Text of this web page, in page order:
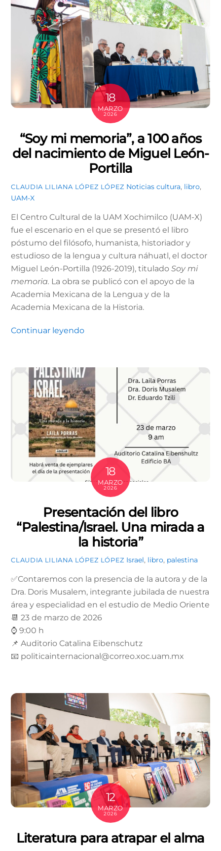
18
MARZO
2026
“Soy mi memoria”, a 100 años
del nacimiento de Miguel León-
Portilla
CLAUDIA LILIANA LÓPEZ LÓPEZ Noticias cultura, libro,
UAM-X
El Centro Cultural de la UAM Xochimilco (UAM-X)
fue el escenario en el que se presentó el libro
póstumo del filósofo, humanista, historiador y
estudioso de la lengua y cultura náhuatl, el doctor
Miguel León-Portilla (1926-2019), tituladoSoy mi
memoria. La obra se publicó con el apoyo de la
Academia Mexicana de la Lengua y de la
Academia Mexicana de la Historia.
Continuar leyendo
18
MARZO
2026
Presentación del libro
“Palestina/Israel. Una mirada a
la historia”
CLAUDIA LILIANA LÓPEZ LÓPEZ Israel, libro, palestina
✅Contaremos con la presencia de la autora y de la
Dra. Doris Musalem, integrante jubilada de nuestra
área y especialidad en el estudio de Medio Oriente
📆 23 de marzo de 2026
⌚ 9:00 h
📌 Auditorio Catalina Eibenschutz
📧 politicainternacional@correo.xoc.uam.mx
12
MARZO
2026
Literatura para atrapar el alma